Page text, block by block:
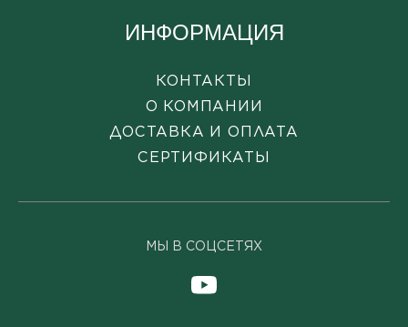
ИНФОРМАЦИЯ
КОНТАКТЫ
О КОМПАНИИ
ДОСТАВКА И ОПЛАТА
СЕРТИФИКАТЫ
МЫ В СОЦСЕТЯХ